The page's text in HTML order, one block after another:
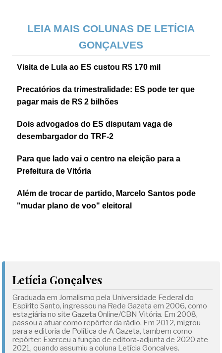
LEIA MAIS COLUNAS DE LETÍCIA
GONÇALVES
Visita de Lula ao ES custou R$ 170 mil
Precatórios da trimestralidade: ES pode ter que
pagar mais de R$ 2 bilhões
Dois advogados do ES disputam vaga de
desembargador do TRF-2
Para que lado vai o centro na eleição para a
Prefeitura de Vitória
Além de trocar de partido, Marcelo Santos pode
"mudar plano de voo" eleitoral
Letícia Gonçalves
Graduada em Jornalismo pela Universidade Federal do
Espírito Santo, ingressou na Rede Gazeta em 2006, como
estagiária no site Gazeta Online/CBN Vitória. Em 2008,
passou a atuar como repórter da rádio. Em 2012, migrou
para a editoria de Política de A Gazeta, tambem como
repórter. Exerceu a função de editora-adjunta de 2020 ate
2021, quando assumiu a coluna Letícia Goncalves.